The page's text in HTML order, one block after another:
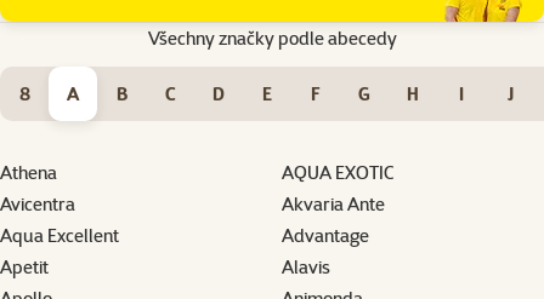
Všechny značky podle abecedy
8 A B C D E F G H I J
Athena
Avicentra
Aqua Excellent
Apetit
AQUA EXOTIC
Akvaria Ante
Advantage
Alavis